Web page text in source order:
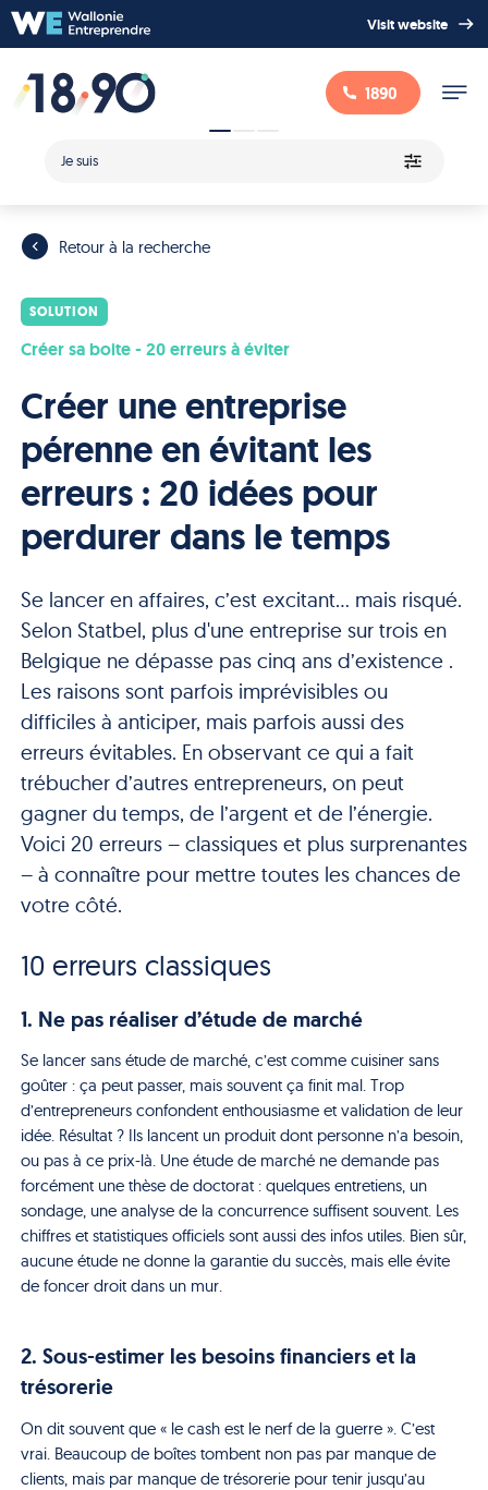
Visit website
1890
Je suis
Retour à la recherche
SOLUTION
Créer sa boite - 20 erreurs à éviter
Créer une entreprise
pérenne en évitant les
erreurs : 20 idées pour
perdurer dans le temps
Se lancer en affaires, c’est excitant… mais risqué.
Selon Statbel, plus d'une entreprise sur trois en
Belgique ne dépasse pas cinq ans d’existence .
Les raisons sont parfois imprévisibles ou
difficiles à anticiper, mais parfois aussi des
erreurs évitables. En observant ce qui a fait
trébucher d’autres entrepreneurs, on peut
gagner du temps, de l’argent et de l’énergie.
Voici 20 erreurs – classiques et plus surprenantes
– à connaître pour mettre toutes les chances de
votre côté.
10 erreurs classiques
1. Ne pas réaliser d’étude de marché
Se lancer sans étude de marché, c’est comme cuisiner sans
goûter : ça peut passer, mais souvent ça finit mal. Trop
d’entrepreneurs confondent enthousiasme et validation de leur
idée. Résultat ? Ils lancent un produit dont personne n’a besoin,
ou pas à ce prix-là. Une étude de marché ne demande pas
forcément une thèse de doctorat : quelques entretiens, un
sondage, une analyse de la concurrence suffisent souvent. Les
chiffres et statistiques officiels sont aussi des infos utiles. Bien sûr,
aucune étude ne donne la garantie du succès, mais elle évite
de foncer droit dans un mur.
2. Sous-estimer les besoins financiers et la
trésorerie
On dit souvent que « le cash est le nerf de la guerre ». C’est
vrai. Beaucoup de boîtes tombent non pas par manque de
clients, mais par manque de trésorerie pour tenir jusqu’au